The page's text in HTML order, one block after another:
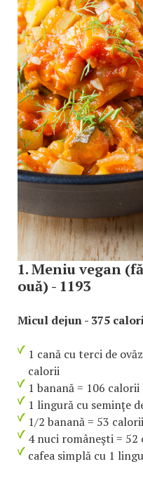
1. Meniu vegan
ouă) - 1193
Micul dejun - 375
1 cană cu terci de
calorii
1 banană = 106 calorii
1 lingură cu seminţe
1/2 banană = 53 calorii
4 nuci româneşti = 52
cafea simplă cu 1